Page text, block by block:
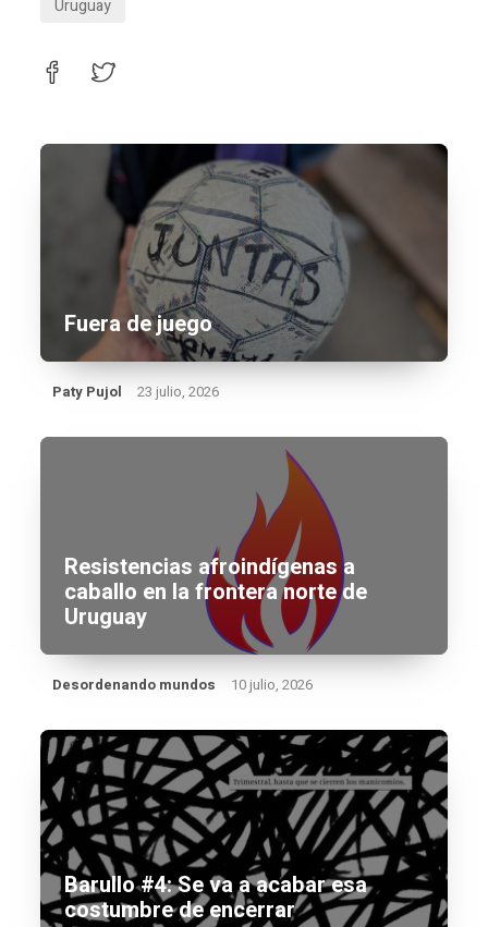
Uruguay
Fuera de juego
Paty Pujol 23 julio, 2026
Resistencias afroindígenas a
caballo en la frontera norte de
Uruguay
Desordenando mundos 10 julio, 2026
Barullo #4: Se va a acabar esa
costumbre de encerrar